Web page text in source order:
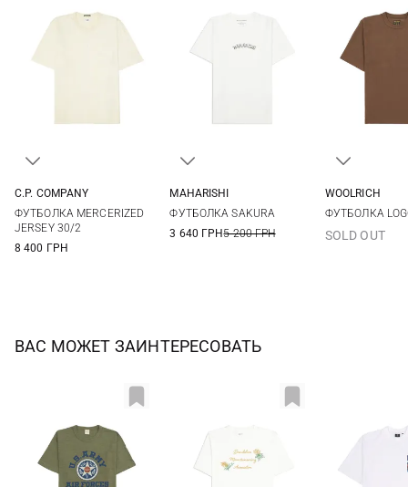
C.P. COMPANY
ФУТБОЛКА MERCERIZED
JERSEY 30/2
8 400 ГРН
MAHARISHI
ФУТБОЛКА SAKURA
3 640 ГРН5 200 ГРН
WOOLRICH
ФУТБОЛКА
SOLD OUT
ВАС МОЖЕТ ЗАИНТЕРЕСОВАТЬ